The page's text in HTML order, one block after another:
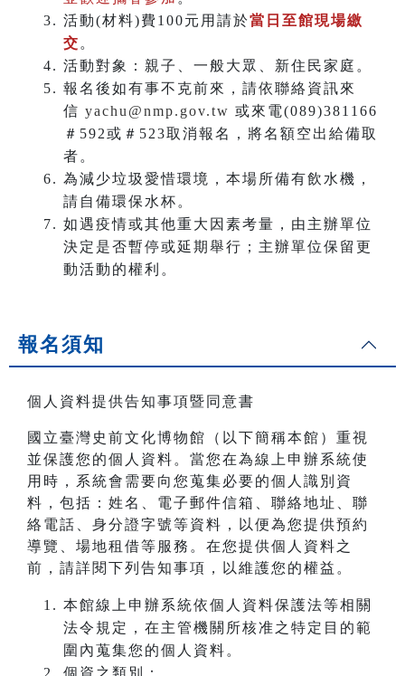
活動(材料)費100元用請於當日至館現場繳
交 。
活動對象：親子、一般大眾、新住民家庭。
報名後如有事不克前來，請依聯絡資訊來
信 yachu@nmp.gov.tw 或來電(089)381166
＃592或＃523取消報名，將名額空出給備取
者。
為減少垃圾愛惜環境，本場所備有飲水機，
請自備環保水杯。
如遇疫情或其他重大因素考量，由主辦單位
決定是否暫停或延期舉行；主辦單位保留更
動活動的權利。
報名須知
個人資料提供告知事項暨同意書
國立臺灣史前文化博物館（以下簡稱本館）重視
並保護您的個人資料。當您在為線上申辦系統使
用時，系統會需要向您蒐集必要的個人識別資
料，包括：姓名、電子郵件信箱、聯絡地址、聯
絡電話、身分證字號等資料，以便為您提供預約
導覽、場地租借等服務。在您提供個人資料之
前，請詳閱下列告知事項，以維護您的權益。
本館線上申辦系統依個人資料保護法等相關
法令規定，在主管機關所核准之特定目的範
圍內蒐集您的個人資料。